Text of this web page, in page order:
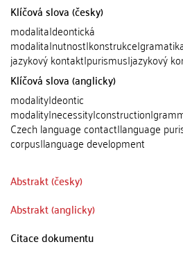
Klíčová slova (česky)
modalita|deontická
jazykový kontakt|purismus|jazykový
Klíčová slova (anglicky)
modality|deontic
Czech language contact|language
corpus|language development
Abstrakt (česky)
Abstrakt (anglicky)
Citace dokumentu